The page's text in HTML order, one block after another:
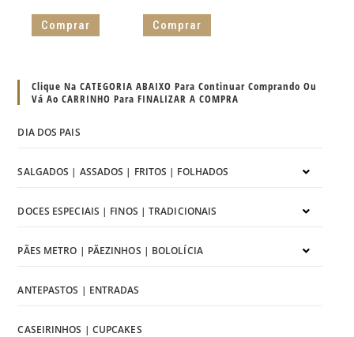
Comprar Comprar
Clique Na CATEGORIA ABAIXO Para Continuar Comprando Ou
Vá Ao CARRINHO Para FINALIZAR A COMPRA
DIA DOS PAIS
SALGADOS | ASSADOS | FRITOS | FOLHADOS
DOCES ESPECIAIS | FINOS | TRADICIONAIS
PÃES METRO | PÃEZINHOS | BOLOLÍCIA
ANTEPASTOS | ENTRADAS
CASEIRINHOS | CUPCAKES